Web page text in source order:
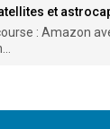
et
: Amazon